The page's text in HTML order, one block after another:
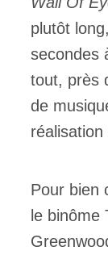
plutôt
secondes
tout, près
de
Pour bien
le binôme